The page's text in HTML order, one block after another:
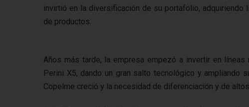
invirtió en la diversificación de su portafolio,
de productos.
Años más tarde, la empresa empezó a invertir en
Perini X5, dando un gran salto tecnológico y ampliando
Copelme creció y la necesidad de diferenciación y de